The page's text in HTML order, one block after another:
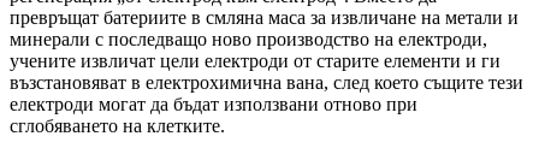
превръщат батериите в смляна маса за извличане на метали и
минерали с последващо ново производство на електроди,
учените извличат цели електроди от старите елементи и ги
възстановяват в електрохимична вана, след което същите тези
електроди могат да бъдат използвани отново при
сглобяването на клетките.